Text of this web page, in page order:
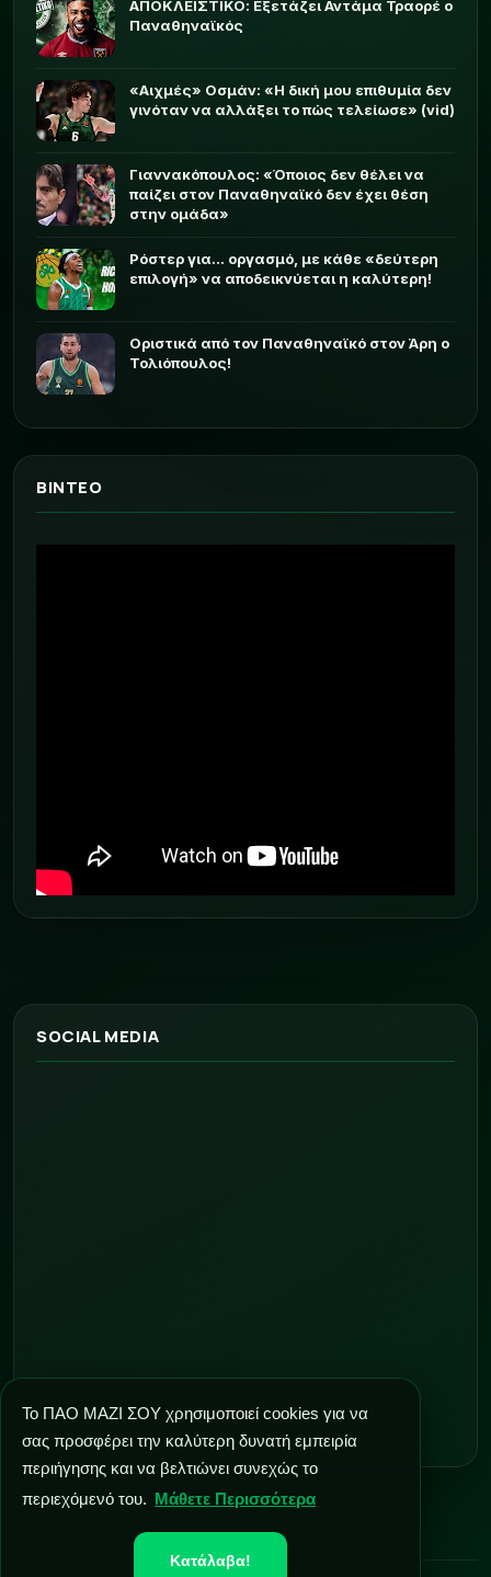
Το ΠΑΟ ΜΑΖΙ ΣΟΥ χρησιμοποιεί cookies για να
σας προσφέρει την καλύτερη δυνατή εμπειρία
περιήγησης και να βελτιώνει συνεχώς το
περιεχόμενό του. Μάθετε Περισσότερα
Κατάλαβα!
ΑΠΟΚΛΕΙΣΤΙΚΟ: Εξετάζει Αντάμα Τραορέ ο
Παναθηναϊκός
«Αιχμές» Οσμάν: «Η δική μου επιθυμία δεν
γινόταν να αλλάξει το πώς τελείωσε» (vid)
Γιαννακόπουλος: «Όποιος δεν θέλει να
παίζει στον Παναθηναϊκό δεν έχει θέση
στην ομάδα»
Ρόστερ για... οργασμό, με κάθε «δεύτερη
επιλογή» να αποδεικνύεται η καλύτερη!
Οριστικά από τον Παναθηναϊκό στον Άρη ο
Τολιόπουλος!
ΒΙΝΤΕΟ
SOCIAL MEDIA